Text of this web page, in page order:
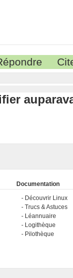
Documentation
Découvrir Linux
Trucs & Astuces
Léannuaire
Logithèque
Pilothèque